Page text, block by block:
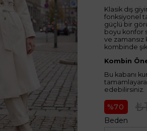
Klasik dış
fonksiyonel
güçlü bir
boyu konfor
ve
kombinde
Kombin
Bu kabanı
edebilirsiniz.
70
Beden